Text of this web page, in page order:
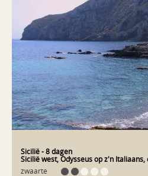
achterland van Corleone. Hier zwerf
schapen, door een ruig
nieuw avontuur. Palermo Napels in
het best omschrijven. Dynamisch,
markten, processies. De 12de-
even buiten de stad, moet je gezien
te kort. Gastvrije onderkomens Je
hartelijke families. Hun agrturismi
heel Sicilië, buiten de stadse drukte.
thuis. Neem een verfrissende duik in
een authentiek avondmaal. Waar je
de wijn smaakt overal verrukkelijk.
Sicilië- 8 dagen
Sicilië west, Odysseus op z'n
zwaarte